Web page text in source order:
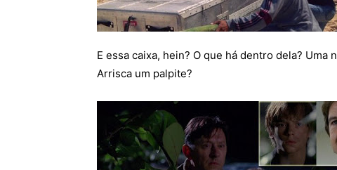
E essa caixa, hein? O que há dentro dela? Uma
Arrisca um palpite?